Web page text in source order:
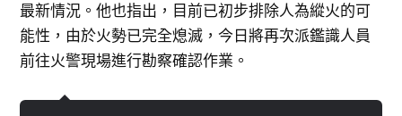
最新情況。他也指出，目前已初步排除人為縱火的可
能性，由於火勢已完全熄滅，今日將再次派鑑識人員
前往火警現場進行勘察確認作業。